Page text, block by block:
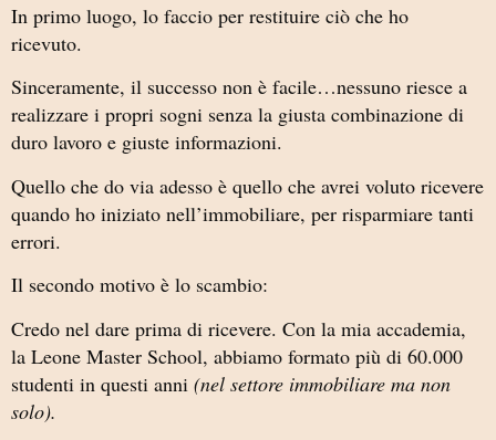
In primo luogo, lo faccio per restituire ciò che ho
ricevuto.
Sinceramente, il successo non è facile…nessuno riesce a
realizzare i propri sogni senza la giusta combinazione di
duro lavoro e giuste informazioni.
Quello che do via adesso è quello che avrei voluto ricevere
quando ho iniziato nell’immobiliare, per risparmiare tanti
errori.
Il secondo motivo è lo scambio:
Credo nel dare prima di ricevere. Con la mia accademia,
la Leone Master School, abbiamo formato più di 60.000
studenti in questi anni (nel settore immobiliare ma non
solo).